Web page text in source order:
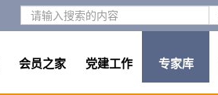
会员之家 党建工作 专家库